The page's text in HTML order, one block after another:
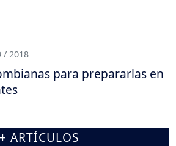
/ 2018
para prepararlas en
+ ARTÍCULOS